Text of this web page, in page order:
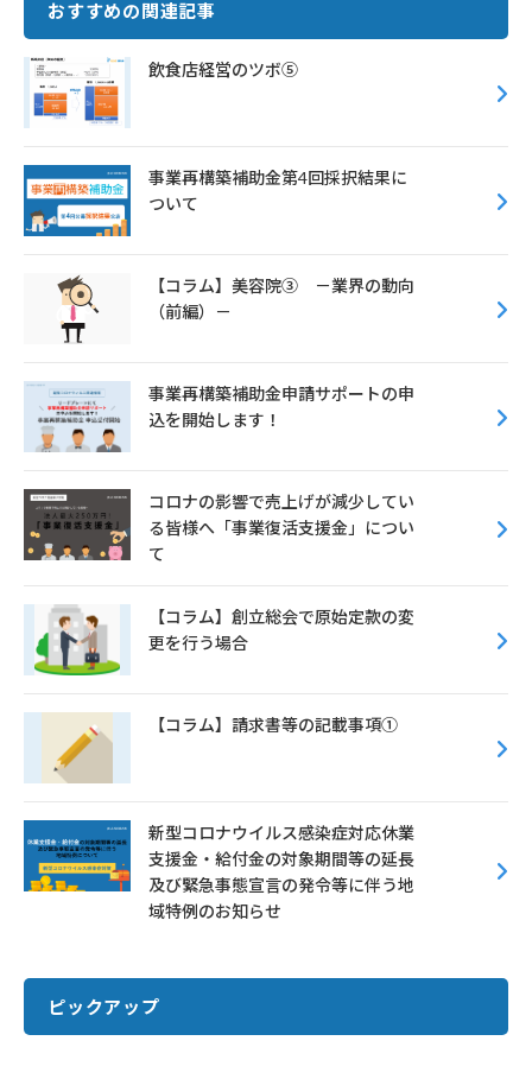
b
o
o
k
te
r
l
おすすめの関連記事
飲食店経営のツボ⑤
事業再構築補助金第4回採択結果に
ついて
【コラム】美容院③ －業界の動向
（前編）－
事業再構築補助金申請サポートの申
込を開始します！
コロナの影響で売上げが減少してい
る皆様へ「事業復活支援金」につい
て
【コラム】創立総会で原始定款の変
更を行う場合
【コラム】請求書等の記載事項①
新型コロナウイルス感染症対応休業
支援金・給付金の対象期間等の延長
及び緊急事態宣言の発令等に伴う地
域特例のお知らせ
ピックアップ